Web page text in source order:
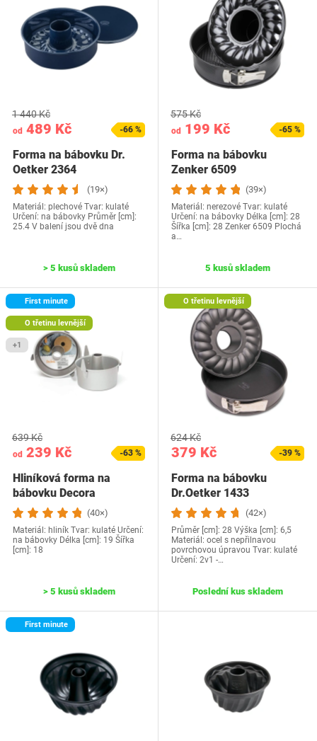
od 489 Kč
1 440 Kč
-66 %
Forma na bábovku Dr.
Oetker 2364
(19×)
Materiál: plechové Tvar: kulaté
Určení: na bábovky Průměr [cm]:
25.4 V balení jsou dvě dna
> 5 kusů skladem
od 199 Kč
575 Kč
-65 %
Forma na bábovku
Zenker 6509
(39×)
Materiál: nerezové Tvar: kulaté
Určení: na bábovky Délka [cm]: 28
Šířka [cm]: 28 Zenker 6509 Plochá
a…
5 kusů skladem
First minute
O třetinu levnější
+1
od 239 Kč
639 Kč
-63 %
Hliníková forma na
bábovku Decora
(40×)
Materiál: hliník Tvar: kulaté Určení:
na bábovky Délka [cm]: 19 Šířka
[cm]: 18
> 5 kusů skladem
O třetinu levnější
379 Kč
624 Kč
-39 %
Forma na bábovku
Dr.Oetker 1433
(42×)
Průměr [cm]: 28 Výška [cm]: 6,5
Materiál: ocel s nepřilnavou
povrchovou úpravou Tvar: kulaté
Určení: 2v1 -…
Poslední kus skladem
First minute